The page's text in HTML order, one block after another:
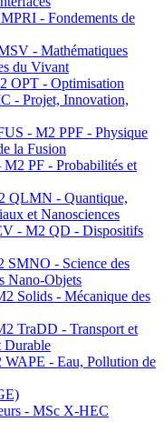
- Fondements de
- Mathématiques
du Vivant
OPT - Optimisation
- Projet, Innovation,
- M2 PPF - Physique
la Fusion
PF - Probabilités et
QLMN - Quantique,
et Nanosciences
- M2 QD - Dispositifs
- Science des
Nano-Objets
Solids - Mécanique des
TraDD - Transport et
Durable
- Eau, Pollution de
- MSc X-HEC